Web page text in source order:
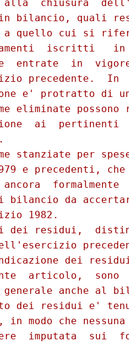
chiusura
bilancio, quali
quello cui si
iscritti
entrate  in
precedente.  In
e' protratto di
eliminate possono
ai  pertinenti
stanziate per
e precedenti,
formalmente
bilancio da
1982.
dei residui,
dei
articolo,  sono
generale anche al
dei residui e'
in modo che
imputata  sui